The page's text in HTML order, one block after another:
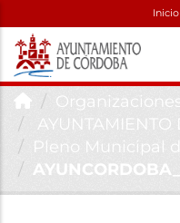
Inicio
Pleno Municipal